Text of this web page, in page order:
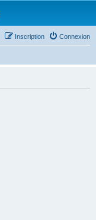
Connexion
Inscription